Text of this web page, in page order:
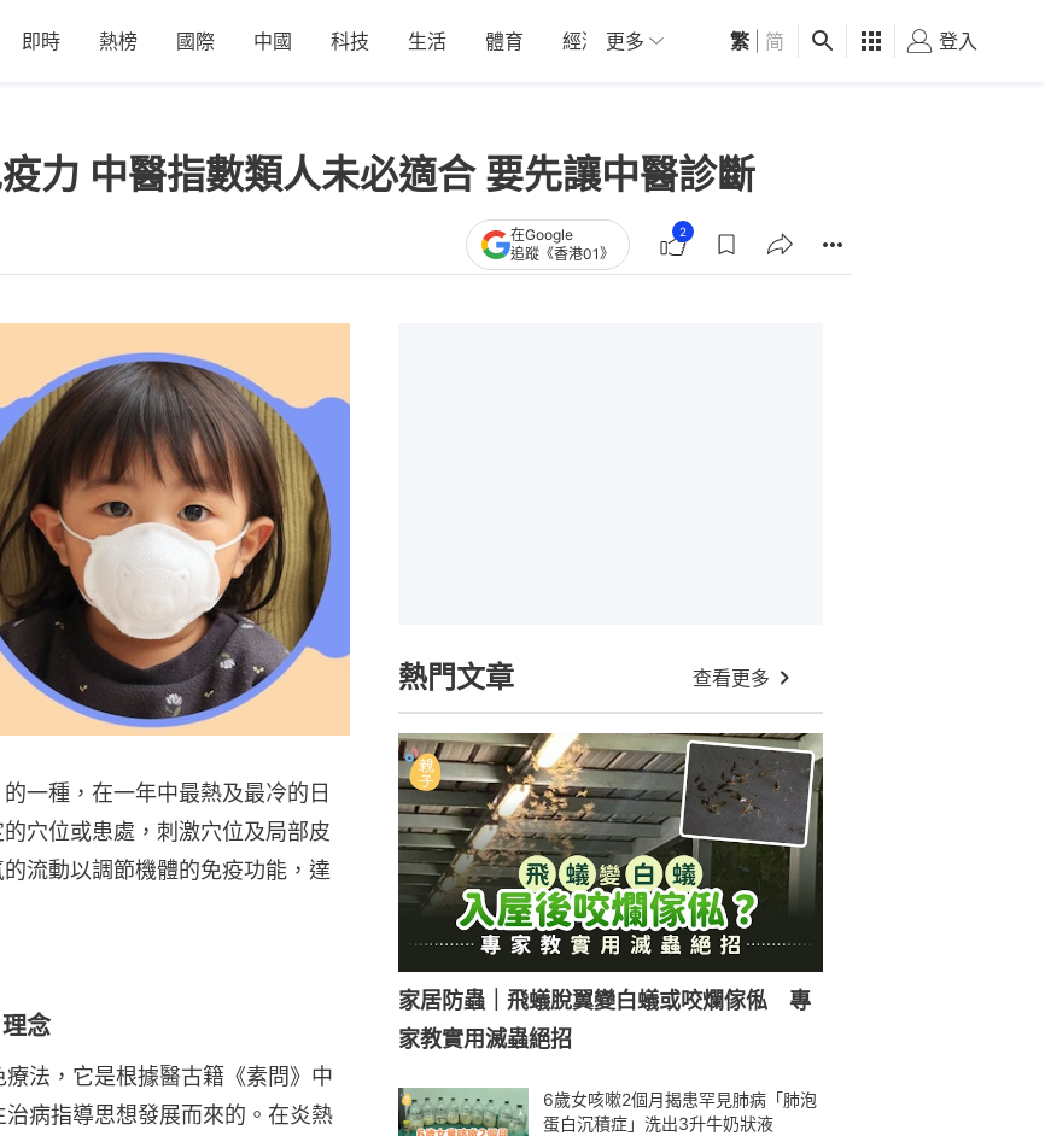
即時 熱榜 國際 中國 科技 生活 體育 經濟 01深圳 觀點 健康 好食玩飛
更多 繁 简 登入
力 中醫指數類人未必適合 要先讓中醫診斷
在Google
追蹤《香港01》
2
一種，在一年中最熱及最冷的日
穴位或患處，刺激穴位及局部皮
流動以調節機體的免疫功能，達
念
法，它是根據醫古籍《素問》中
治病指導思想發展而來的。在炎熱
熱門文章 查看更多
家居防蟲｜飛蟻脫翼變白蟻或咬爛傢俬 專
家教實用滅蟲絕招
6歲女咳嗽2個月揭患罕見肺病「肺泡
蛋白沉積症」洗出3升牛奶狀液